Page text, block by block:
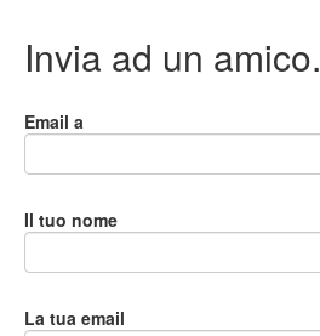
Invia ad un amico.
Email a
Il tuo nome
La tua email